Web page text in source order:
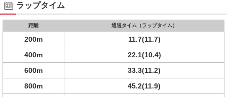
ラップタイム
距離 通過タイム（ラップタイム）
200m
11.7(11.7)
400m
22.1(10.4)
600m
33.3(11.2)
800m
45.2(11.9)